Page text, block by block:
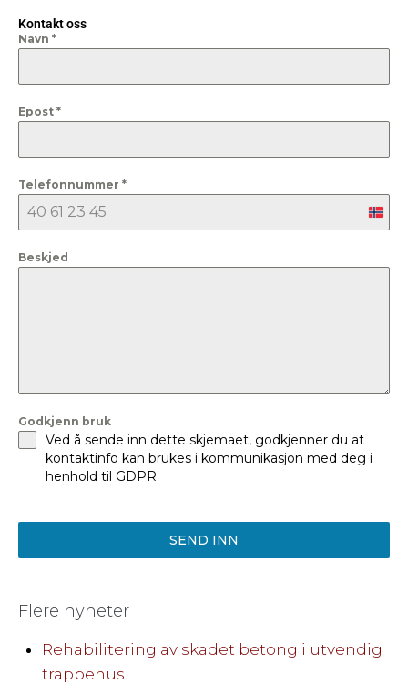
Kontakt oss
Navn *
Epost *
Telefonnummer *
Beskjed
Godkjenn bruk
Ved å sende inn dette skjemaet, godkjenner du at
kontaktinfo kan brukes i kommunikasjon med deg i
henhold til GDPR
SEND INN
Flere nyheter
Rehabilitering av skadet betong i utvendig
trappehus.